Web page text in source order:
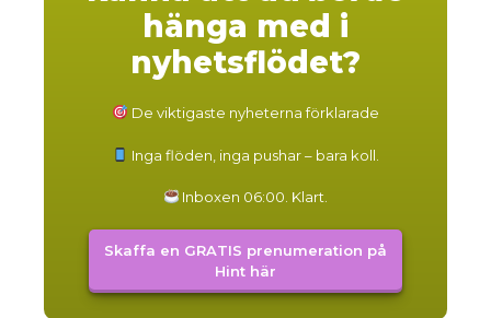
hänga med i
nyhetsflödet?
De viktigaste nyheterna förklarade
Inga flöden, inga pushar – bara koll.
Inboxen 06:00. Klart.
Skaffa en GRATIS prenumeration på
Hint här